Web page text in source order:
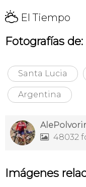
H El Tiempo
Fotografías de:
Santa Lucia
Argentina
 48032
Imágenes